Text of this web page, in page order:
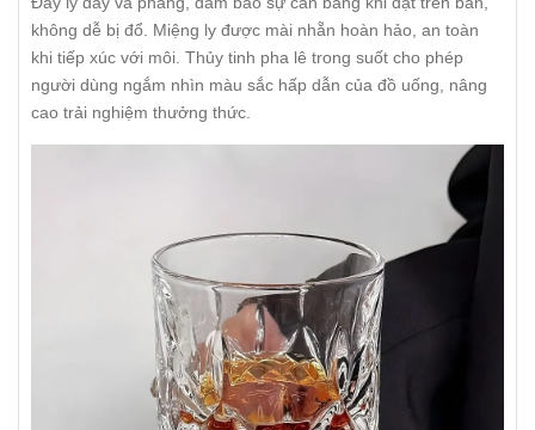
không dễ bị đổ. Miệng ly được mài nhẵn hoàn hảo, an toàn
khi tiếp xúc với môi. Thủy tinh pha lê trong suốt cho phép
người dùng ngắm nhìn màu sắc hấp dẫn của đồ uống, nâng
cao trải nghiệm thưởng thức.